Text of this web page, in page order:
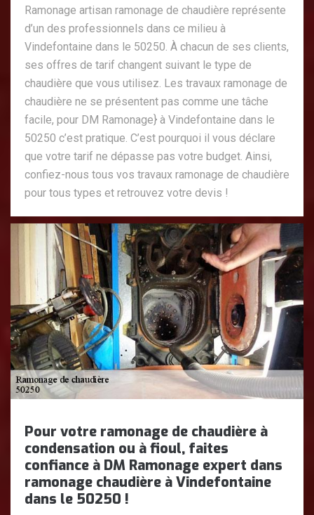
Ramonage artisan ramonage de chaudière représente
d’un des professionnels dans ce milieu à
Vindefontaine dans le 50250. À chacun de ses clients,
ses offres de tarif changent suivant le type de
chaudière que vous utilisez. Les travaux ramonage de
chaudière ne se présentent pas comme une tâche
facile, pour DM Ramonage} à Vindefontaine dans le
50250 c’est pratique. C’est pourquoi il vous déclare
que votre tarif ne dépasse pas votre budget. Ainsi,
confiez-nous tous vos travaux ramonage de chaudière
pour tous types et retrouvez votre devis !
Pour votre ramonage de chaudière à
condensation ou à fioul, faites
confiance à DM Ramonage expert dans
ramonage chaudière à Vindefontaine
dans le 50250 !